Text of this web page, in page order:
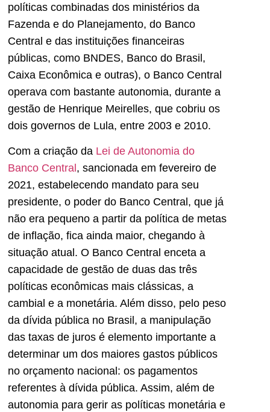
políticas combinadas dos ministérios da
Fazenda e do Planejamento, do Banco
Central e das instituições financeiras
públicas, como BNDES, Banco do Brasil,
Caixa Econômica e outras), o Banco Central
operava com bastante autonomia, durante a
gestão de Henrique Meirelles, que cobriu os
dois governos de Lula, entre 2003 e 2010.
Com a criação da Lei de Autonomia do
Banco Central , sancionada em fevereiro de
2021, estabelecendo mandato para seu
presidente, o poder do Banco Central, que já
não era pequeno a partir da política de metas
de inflação, fica ainda maior, chegando à
situação atual. O Banco Central enceta a
capacidade de gestão de duas das três
políticas econômicas mais clássicas, a
cambial e a monetária. Além disso, pelo peso
da dívida pública no Brasil, a manipulação
das taxas de juros é elemento importante a
determinar um dos maiores gastos públicos
no orçamento nacional: os pagamentos
referentes à dívida pública. Assim, além de
autonomia para gerir as políticas monetária e